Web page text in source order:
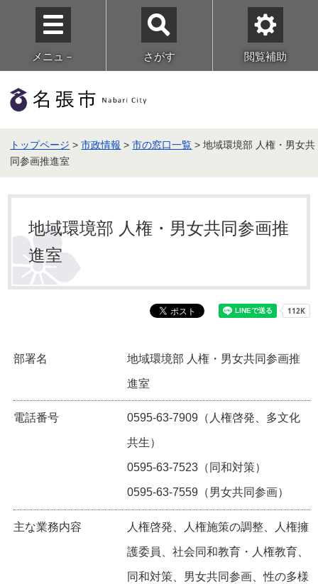
メニュ－ さがす 閲覧補助
トップページ >市政情報 >市の窓口一覧 > 地域環境部 人権・男女共
同参画推進室
地域環境部 人権・男女共同参画推
進室
部署名 地域環境部 人権・男女共同参画推
進室
電話番号 0595-63-7909（人権啓発、多文化
共生）
0595-63-7523（同和対策）
0595-63-7559（男女共同参画）
主な業務内容 人権啓発、人権施策の調整、人権擁
護委員、社会同和教育・人権教育、
同和対策、男女共同参画、性の多様